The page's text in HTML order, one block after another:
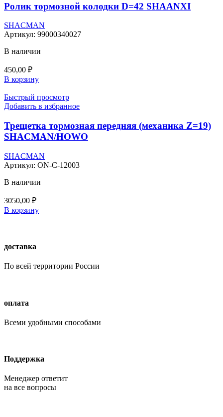
Ролик тормозной колодки D=42 SHAANXI
SHACMAN
Артикул: 99000340027
В наличии
450,00 ₽
В корзину
Быстрый просмотр
Добавить в избранное
Трещетка тормозная передняя (механика Z=19)
SHACMAN/HOWO
SHACMAN
Артикул: ON-C-12003
В наличии
3050,00 ₽
В корзину
доставка
По всей территории России
оплата
Всеми удобными способами
Поддержка
Менеджер ответит
на все вопросы